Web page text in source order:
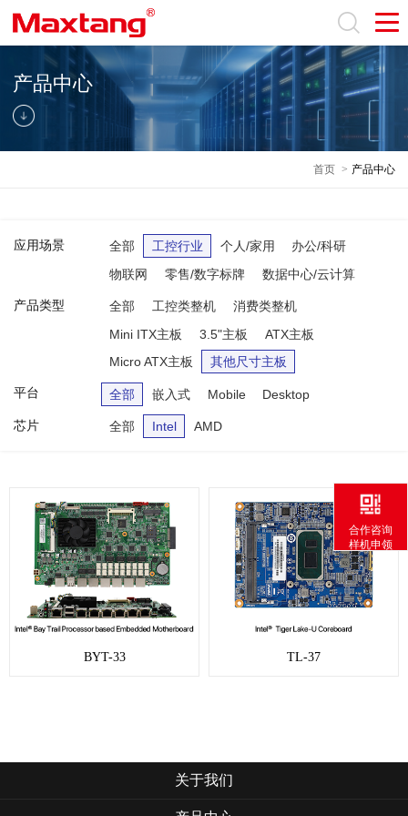
产品中心
首页 > 产品中心
应用场景 全部 工控行业 个人/家用
办公/科研
物联网
零售/数字标牌 数据中心/云计算
产品类型 全部 工控类整机
消费类整机
Mini ITX主板
3.5"主板
ATX主板
Micro ATX主板
其他尺寸主板
平台 全部 嵌入式 Mobile Desktop
芯片 全部 Intel AMD
BYT-33 TL-37
关于我们
合作咨询
样机申领